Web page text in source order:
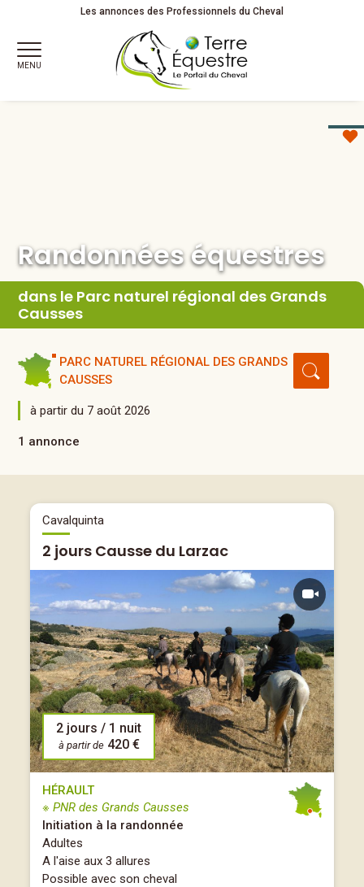
Randonnées équestresLes annonces des Professionnels du Cheval
MENU
Randonnées équestres
dans le Parc naturel régional des Grands
Causses
PARC NATUREL RÉGIONAL DES GRANDS
CAUSSES
à partir du 7 août 2026
1 annonce
Cavalquinta
2 jours Causse du Larzac
2 jours / 1 nuit
à partir de 420 €
HÉRAULT
※ PNR des Grands Causses
Initiation à la randonnée
Adultes
A l'aise aux 3 allures
Possible avec son cheval